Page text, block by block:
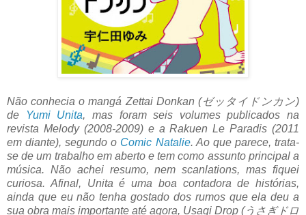
Não conhecia o mangá Zettai Donkan (ゼッタイドンカン)
de Yumi Unita, mas foram seis volumes publicados na
revista Melody (2008-2009) e a Rakuen Le Paradis (2011
em diante), segundo o Comic Natalie. Ao que parece, trata-
se de um trabalho em aberto e tem como assunto principal a
música. Não achei resumo, nem scanlations, mas fiquei
curiosa. Afinal, Unita é uma boa contadora de histórias,
ainda que eu não tenha gostado dos rumos que ela deu a
sua obra mais importante até agora, Usagi Drop (うさぎドロ